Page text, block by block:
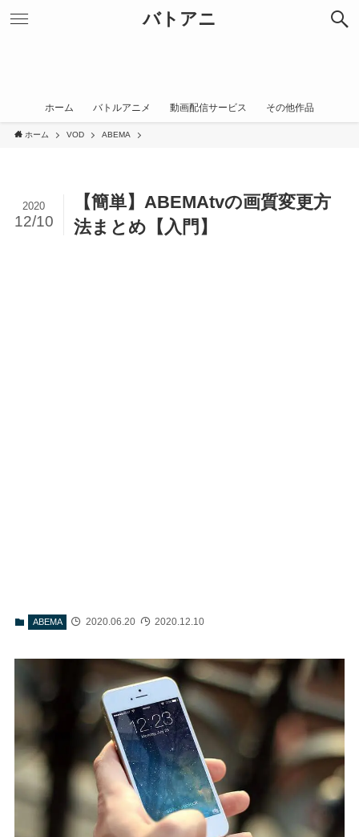
バトアニ
ホーム バトルアニメ 動画配信サービス その他作品
ホーム VOD ABEMA
【簡単】ABEMAtvの画質変更方
法まとめ【入門】
2020
12/10
ABEMA 2020.06.20 2020.12.10